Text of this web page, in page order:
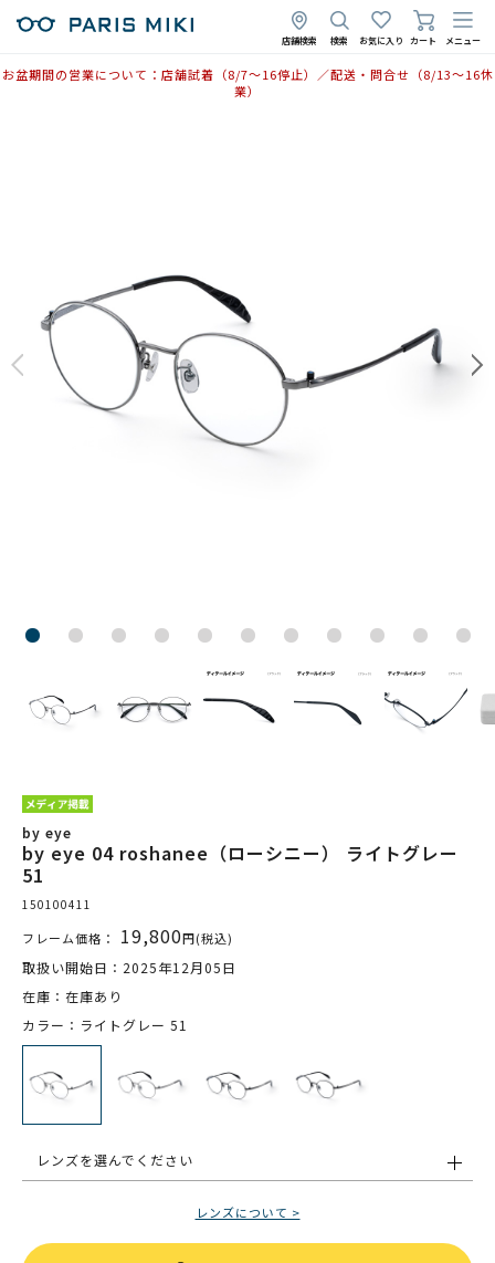
店舗検索 検索 お気に入り カート メニュー
お盆期間の営業について：店舗試着（8/7〜16停止）／配送・問合せ（8/13〜16休
業）
by eye
by eye 04 roshanee（ローシニー） ライトグレー
51
150100411
フレーム価格： 19,800円(税込)
取扱い開始日：2025年12月05日
在庫：在庫あり
カラー：ライトグレー 51
レンズを選んでください
レンズについて >
2026年2月16日
2025年12月12日